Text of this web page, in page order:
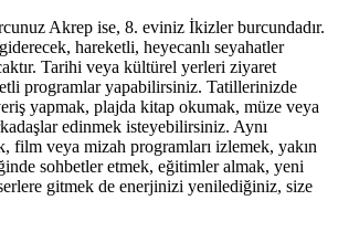
Akrep ise, 8. eviniz İkizler burcundadır.
hareketli, heyecanlı seyahatler
Tarihi veya kültürel yerleri ziyaret
programlar yapabilirsiniz. Tatillerinizde
yapmak, plajda kitap okumak, müze veya
edinmek isteyebilirsiniz. Aynı
film veya mizah programları izlemek, yakın
sohbetler etmek, eğitimler almak, yeni
gitmek de enerjinizi yenilediğiniz, size